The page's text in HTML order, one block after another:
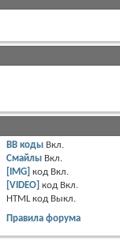
BB коды Вкл.
Смайлы Вкл.
[IMG] код Вкл.
[VIDEO] код Вкл.
HTML код Выкл.
Правила форума